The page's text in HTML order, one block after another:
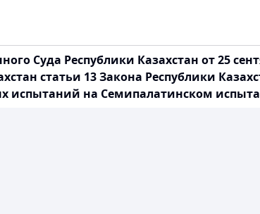
Суда Республики Казахстан от 25
статьи 13 Закона Республики
испытаний на Семипалатинском